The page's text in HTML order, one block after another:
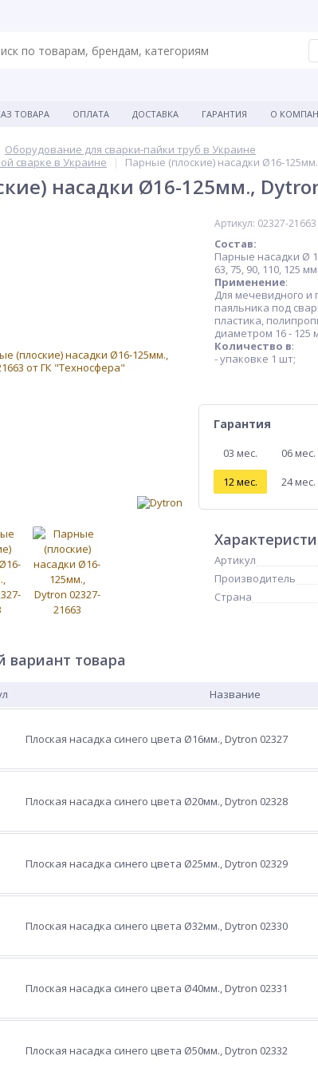
ТОВАРА ОПЛАТА ДОСТАВКА ГАРАНТИЯ О
Оборудование для сварки-пайки труб в Украине
сварке в Украине
Парные (плоские) насадки Ø16-
насадки Ø16-125мм.,
Артикул: 02327-21663
Состав:
Парные насадки Ø
63, 75, 90, 110, 125 мм.
Применение:
Для мечевидного и
паяльника под
пластика,
диаметром 16 - 125
Количество в:
- упаковке 1 шт;
Гарантия
03 мес. 06 мес.
12 мес.
24 мес.
Артикул
Производитель
Страна
товара
Название
Плоская насадка синего цвета Ø16мм., Dytron 02327
Плоская насадка синего цвета Ø20мм., Dytron 02328
Плоская насадка синего цвета Ø25мм., Dytron 02329
Плоская насадка синего цвета Ø32мм., Dytron 02330
Плоская насадка синего цвета Ø40мм., Dytron 02331
Плоская насадка синего цвета Ø50мм., Dytron 02332